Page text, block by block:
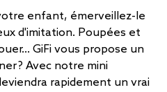
enfant, émerveillez-le
d'imitation. Poupées et
GiFi vous propose un
? Avec notre mini
rapidement un vrai